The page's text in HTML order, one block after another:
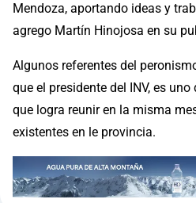
Mendoza, aportando ideas y
agrego Martín Hinojosa en su
Algunos referentes del
que el presidente del INV, es
que logra reunir en la misma
existentes en le provincia.